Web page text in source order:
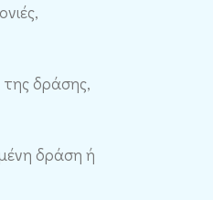
της δράσης,
δράση ή